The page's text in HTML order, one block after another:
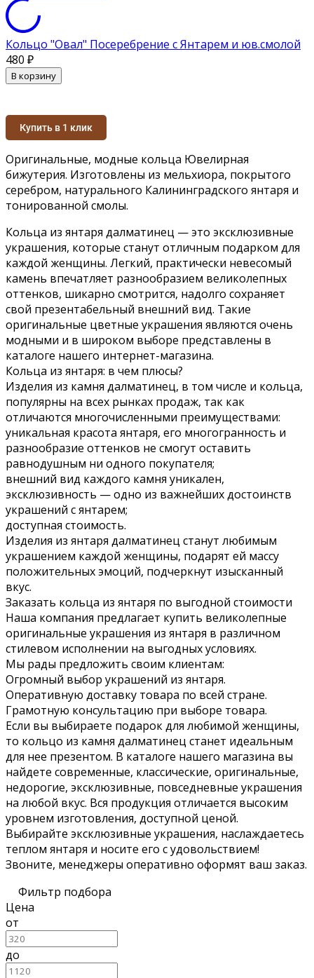
Кольцо "Овал" Посеребрение с Янтарем и юв.смолой
480 ₽
В корзину
Купить в 1 клик
Оригинальные, модные кольца Ювелирная
бижутерия. Изготовлены из мельхиора, покрытого
серебром, натурального Калининградского янтаря и
тонированной смолы.
Кольца из янтаря далматинец — это эксклюзивные
украшения, которые станут отличным подарком для
каждой женщины. Легкий, практически невесомый
камень впечатляет разнообразием великолепных
оттенков, шикарно смотрится, надолго сохраняет
свой презентабельный внешний вид. Такие
оригинальные цветные украшения являются очень
модными и в широком выборе представлены в
каталоге нашего интернет-магазина.
Кольца из янтаря: в чем плюсы?
Изделия из камня далматинец, в том числе и кольца,
популярны на всех рынках продаж, так как
отличаются многочисленными преимуществами:
уникальная красота янтаря, его многогранность и
разнообразие оттенков не смогут оставить
равнодушным ни одного покупателя;
внешний вид каждого камня уникален,
эксклюзивность — одно из важнейших достоинств
украшений с янтарем;
доступная стоимость.
Изделия из янтаря далматинец станут любимым
украшением каждой женщины, подарят ей массу
положительных эмоций, подчеркнут изысканный
вкус.
Заказать кольца из янтаря по выгодной стоимости
Наша компания предлагает купить великолепные
оригинальные украшения из янтаря в различном
стилевом исполнении на выгодных условиях.
Мы рады предложить своим клиентам:
Огромный выбор украшений из янтаря.
Оперативную доставку товара по всей стране.
Грамотную консультацию при выборе товара.
Если вы выбираете подарок для любимой женщины,
то кольцо из камня далматинец станет идеальным
для нее презентом. В каталоге нашего магазина вы
найдете современные, классические, оригинальные,
недорогие, эксклюзивные, повседневные украшения
на любой вкус. Вся продукция отличается высоким
уровнем изготовления, доступной ценой.
Выбирайте эксклюзивные украшения, наслаждаетесь
теплом янтаря и носите его с удовольствием!
Звоните, менеджеры оперативно оформят ваш заказ.
Фильтр подбора
Цена
от
до